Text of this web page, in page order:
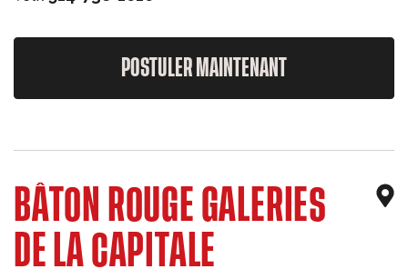
POSTULER MAINTENANT
BÂTON ROUGE GALERIES
DE LA CAPITALE